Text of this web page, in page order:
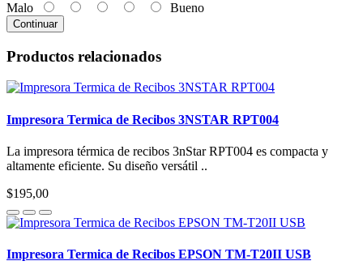
Malo
Bueno
Continuar
Productos relacionados
Impresora Termica de Recibos 3NSTAR RPT004
La impresora térmica de recibos 3nStar RPT004 es compacta y
altamente eficiente. Su diseño versátil ..
$195,00
Impresora Termica de Recibos EPSON TM-T20II USB